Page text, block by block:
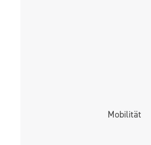
Mobilität